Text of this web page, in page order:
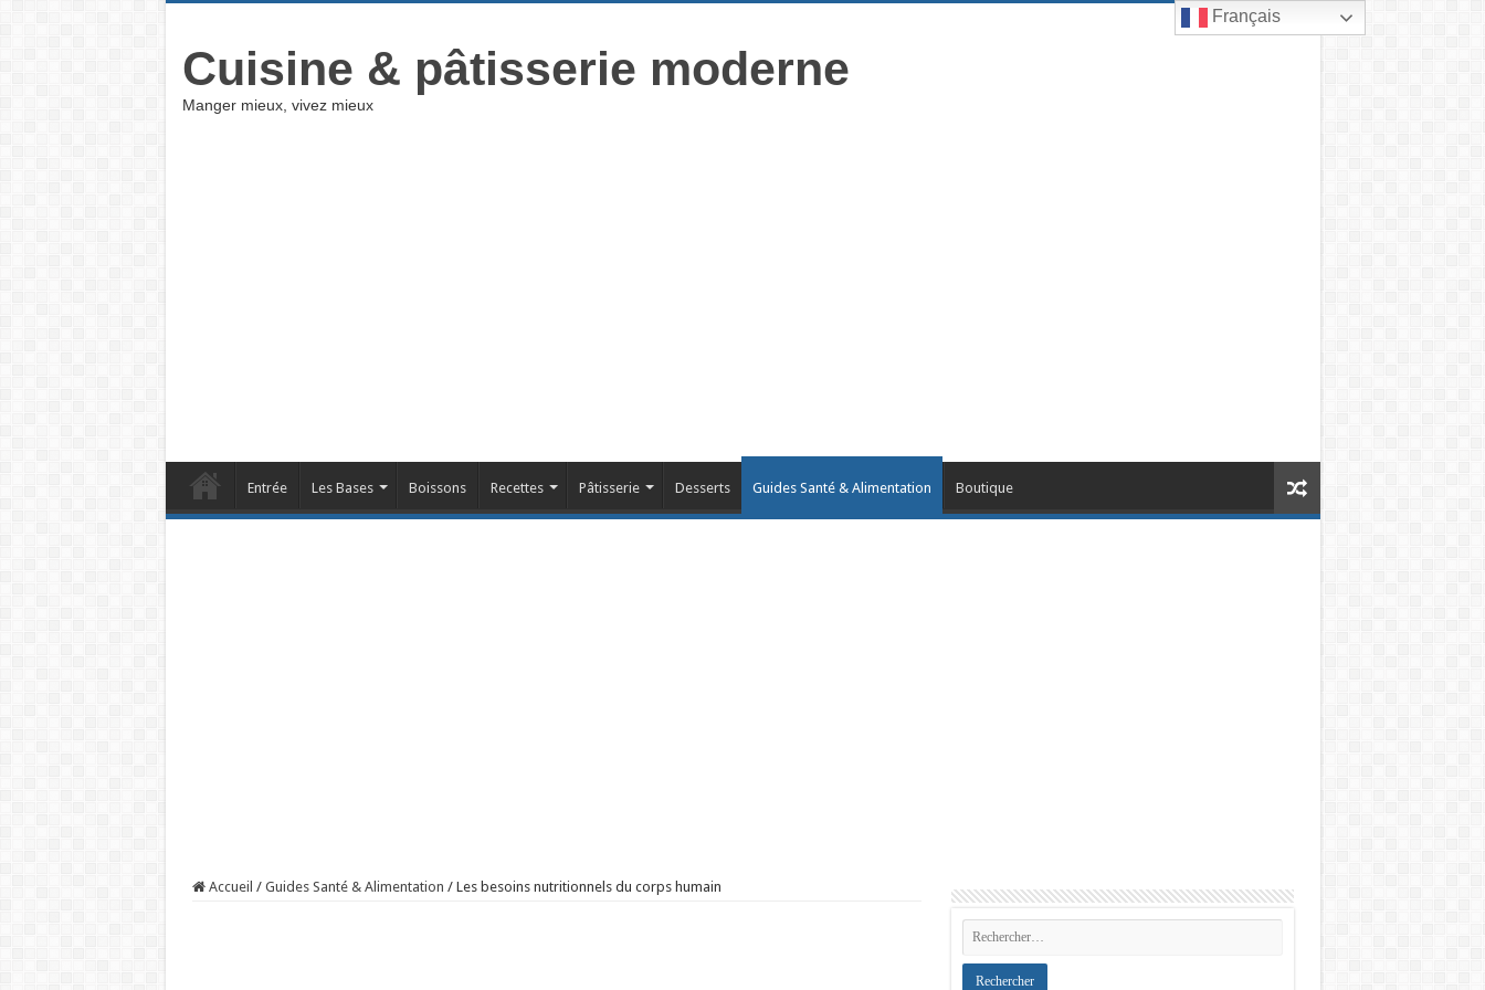
Cuisine & pâtisserie moderne
Manger mieux, vivez mieux
Entrée Les Bases Boissons Recettes Pâtisserie Desserts Guides Santé & Alimentation Boutique
Accueil / Guides Santé & Alimentation / Les besoins nutritionnels du corps humain
Français